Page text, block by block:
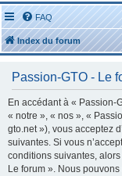
FAQ
Index du forum
Passion-GTO - Le
En accédant à « Passion-
« notre », « nos », «
gto.net »), vous acceptez
suivantes. Si vous
conditions suivantes, alors
Le forum ». Nous